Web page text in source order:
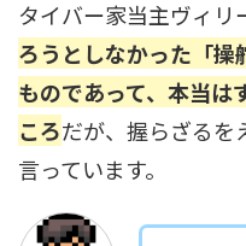
タイバー家当主ヴィリ
ろうとしなかった「操
ものであって、本当は
ころだが、握らざるを
言っています。